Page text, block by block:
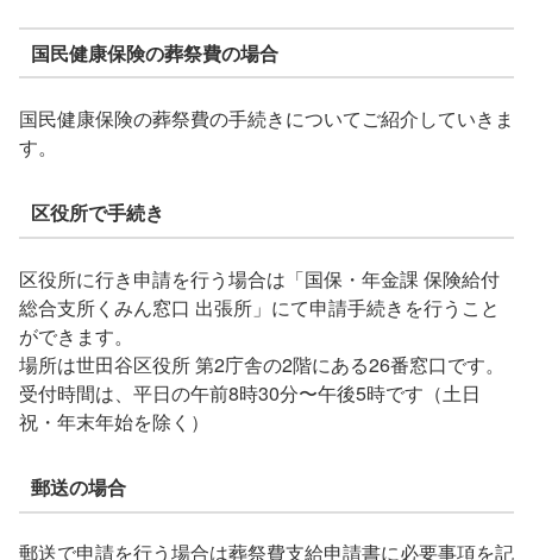
国民健康保険の葬祭費の場合
国民健康保険の葬祭費の手続きについてご紹介していきま
す。
区役所で手続き
区役所に行き申請を行う場合は「国保・年金課 保険給付
総合支所くみん窓口 出張所」にて申請手続きを行うこと
ができます。
場所は世田谷区役所 第2庁舎の2階にある26番窓口です。
受付時間は、平日の午前8時30分〜午後5時です（土日
祝・年末年始を除く）
郵送の場合
郵送で申請を行う場合は葬祭費支給申請書に必要事項を記